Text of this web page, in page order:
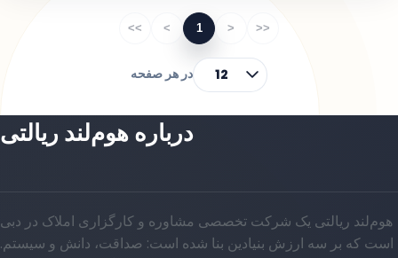
<< < 1 > >>
در هر صفحه 12
درباره هوم‌لند ریالتی
هوم‌لند ریالتی یک شرکت تخصصی مشاوره و کارگزاری املاک در دبی
است که بر سه ارزش بنیادین بنا شده است: صداقت، دانش و سیستم.